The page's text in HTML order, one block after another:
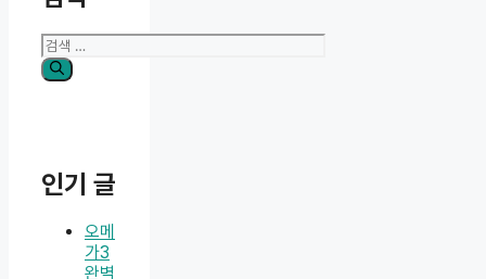
검
색:
인기 글
오메
가3
완벽